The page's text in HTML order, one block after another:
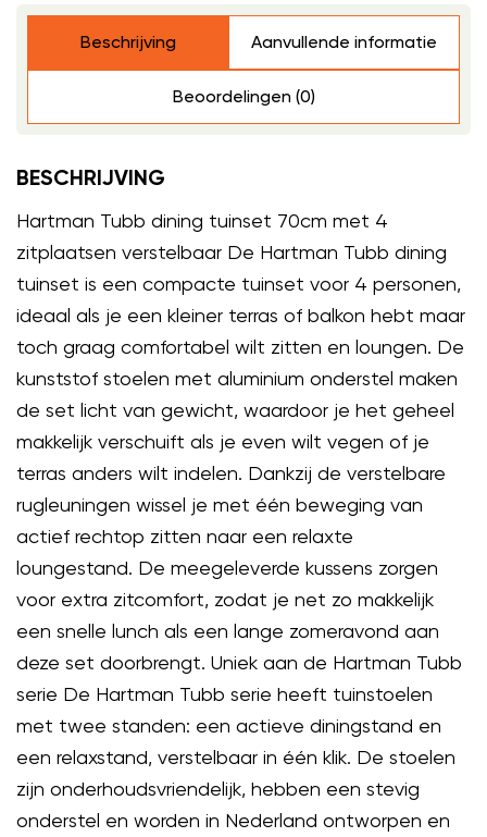
Beschrijving Aanvullende informatie
Beoordelingen (0)
BESCHRIJVING
Hartman Tubb dining tuinset 70cm met 4
zitplaatsen verstelbaar De Hartman Tubb dining
tuinset is een compacte tuinset voor 4 personen,
ideaal als je een kleiner terras of balkon hebt maar
toch graag comfortabel wilt zitten en loungen. De
kunststof stoelen met aluminium onderstel maken
de set licht van gewicht, waardoor je het geheel
makkelijk verschuift als je even wilt vegen of je
terras anders wilt indelen. Dankzij de verstelbare
rugleuningen wissel je met één beweging van
actief rechtop zitten naar een relaxte
loungestand. De meegeleverde kussens zorgen
voor extra zitcomfort, zodat je net zo makkelijk
een snelle lunch als een lange zomeravond aan
deze set doorbrengt. Uniek aan de Hartman Tubb
serie De Hartman Tubb serie heeft tuinstoelen
met twee standen: een actieve diningstand en
een relaxstand, verstelbaar in één klik. De stoelen
zijn onderhoudsvriendelijk, hebben een stevig
onderstel en worden in Nederland ontworpen en